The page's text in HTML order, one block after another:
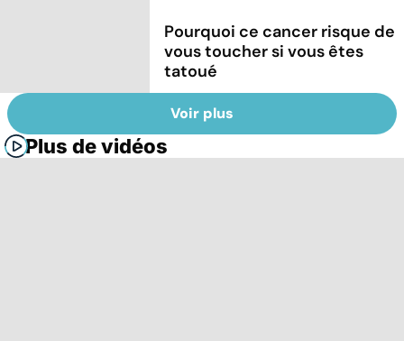
Pourquoi ce cancer risque de
vous toucher si vous êtes
tatoué
Voir plus
Plus de vidéos